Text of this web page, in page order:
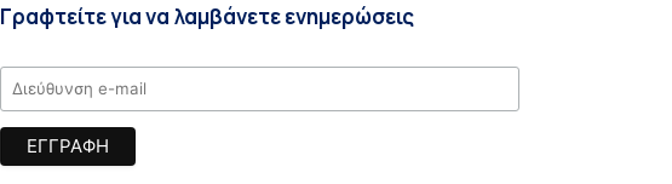
Γραφτείτε για να λαμβάνετε ενημερώσεις